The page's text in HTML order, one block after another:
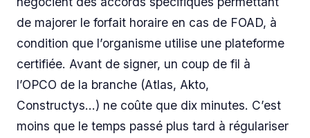
de majorer le forfait horaire en cas de FOAD, à
condition que l’organisme utilise une plateforme
certifiée. Avant de signer, un coup de fil à
l’OPCO de la branche (Atlas, Akto,
Constructys…) ne coûte que dix minutes. C’est
moins que le temps passé plus tard à régulariser